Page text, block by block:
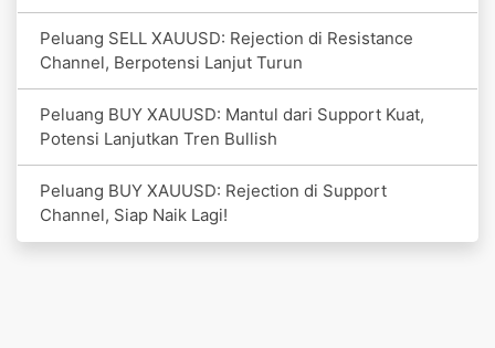
Peluang SELL XAUUSD: Rejection di Resistance
Channel, Berpotensi Lanjut Turun
Peluang BUY XAUUSD: Mantul dari Support Kuat,
Potensi Lanjutkan Tren Bullish
Peluang BUY XAUUSD: Rejection di Support
Channel, Siap Naik Lagi!